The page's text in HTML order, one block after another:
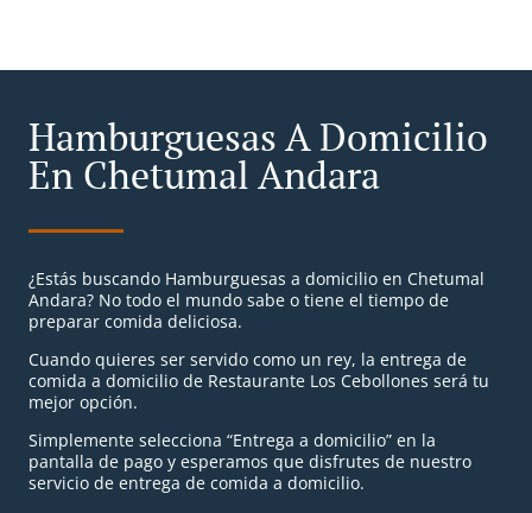
Hamburguesas A Domicilio
En Chetumal Andara
¿Estás buscando Hamburguesas a domicilio en Chetumal
Andara? No todo el mundo sabe o tiene el tiempo de
preparar comida deliciosa.
Cuando quieres ser servido como un rey, la entrega de
comida a domicilio de Restaurante Los Cebollones será tu
mejor opción.
Simplemente selecciona “Entrega a domicilio” en la
pantalla de pago y esperamos que disfrutes de nuestro
servicio de entrega de comida a domicilio.